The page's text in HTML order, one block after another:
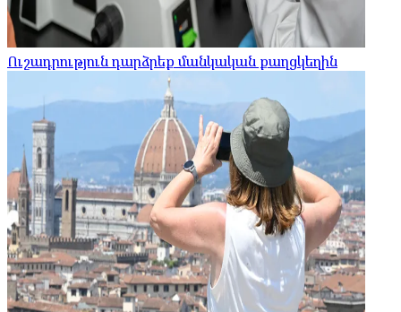
Ուշադրություն դարձրեք մանկական քաղցկեղին